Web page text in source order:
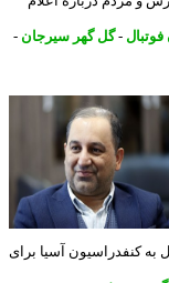
-گل گهر سیرجان -
آسیا برای